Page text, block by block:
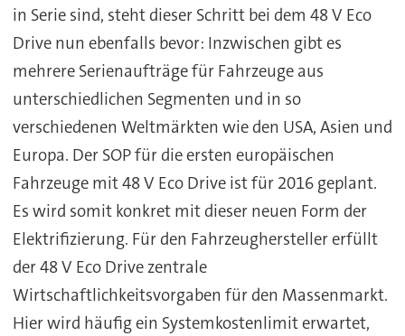
in Serie sind, steht dieser Schritt bei dem 48 V Eco
Drive nun ebenfalls bevor: Inzwischen gibt es
mehrere Serienaufträge für Fahrzeuge aus
unterschiedlichen Segmenten und in so
verschiedenen Weltmärkten wie den USA, Asien und
Europa. Der SOP für die ersten europäischen
Fahrzeuge mit 48 V Eco Drive ist für 2016 geplant.
Es wird somit konkret mit dieser neuen Form der
Elektrifizierung. Für den Fahrzeughersteller erfüllt
der 48 V Eco Drive zentrale
Wirtschaftlichkeitsvorgaben für den Massenmarkt.
Hier wird häufig ein Systemkostenlimit erwartet,